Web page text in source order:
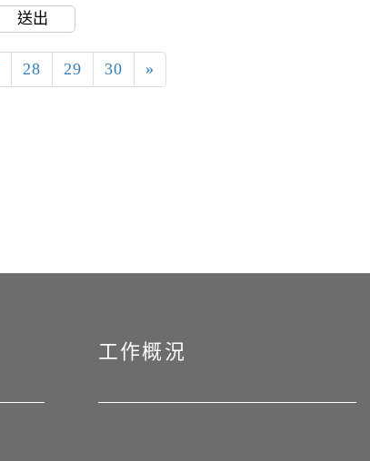
送出
28 29 30 »
工作概況